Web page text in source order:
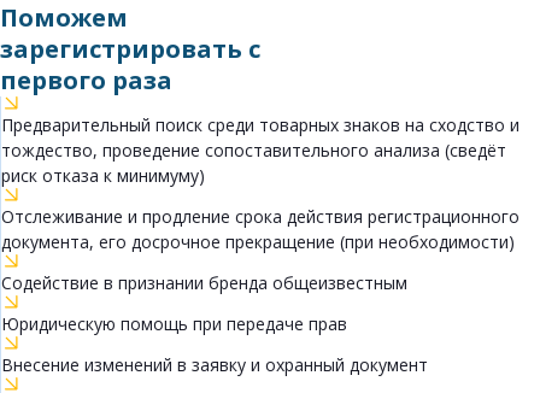
Поможем
зарегистрировать с
первого раза
Предварительный поиск среди товарных знаков на сходство и
тождество, проведение сопоставительного анализа (сведёт
риск отказа к минимуму)
Отслеживание и продление срока действия регистрационного
документа, его досрочное прекращение (при необходимости)
Содействие в признании бренда общеизвестным
Юридическую помощь при передаче прав
Внесение изменений в заявку и охранный документ